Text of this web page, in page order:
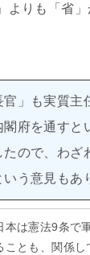
よりも「省
」も実質主
府を通すと
ので、わざ
う意見もあ
本は憲法9条で
ことも、関係し